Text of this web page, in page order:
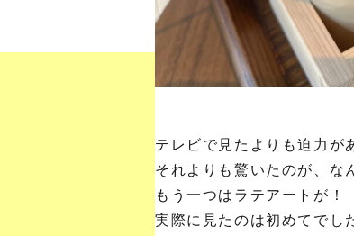
テレビで見たよりも迫力が
それよりも驚いたのが、な
もう一つはラテアートが！
実際に見たのは初めてでし